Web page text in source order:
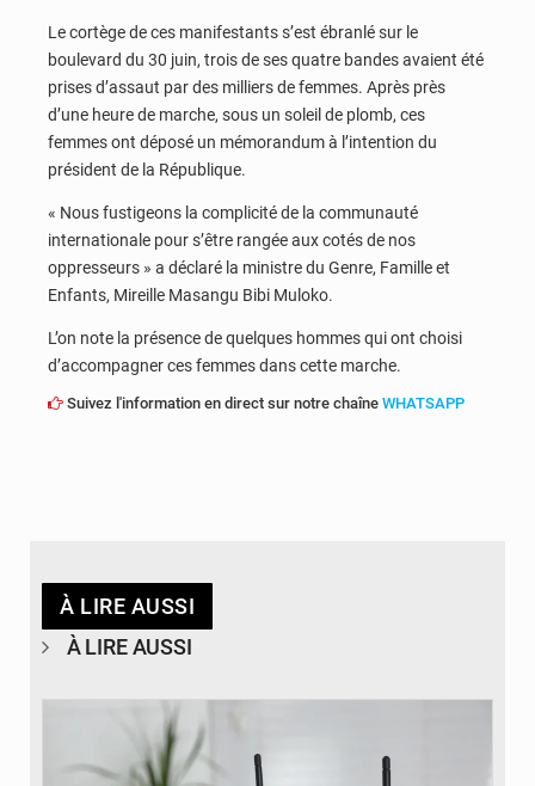
Le cortège de ces manifestants s’est ébranlé sur le
boulevard du 30 juin, trois de ses quatre bandes avaient été
prises d’assaut par des milliers de femmes. Après près
d’une heure de marche, sous un soleil de plomb, ces
femmes ont déposé un mémorandum à l’intention du
président de la République.
« Nous fustigeons la complicité de la communauté
internationale pour s’être rangée aux cotés de nos
oppresseurs » a déclaré la ministre du Genre, Famille et
Enfants, Mireille Masangu Bibi Muloko.
L’on note la présence de quelques hommes qui ont choisi
d’accompagner ces femmes dans cette marche.
Suivez l'information en direct sur notre chaîne WHATSAPP
À LIRE AUSSI
À LIRE AUSSI